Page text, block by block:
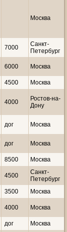
Москва
7000
Санкт-
Петербург
6000 Москва
4500 Москва
4000
Ростов-на-
Дону
дог Москва
дог Москва
8500 Москва
4500
Санкт-
Петербург
3500 Москва
4000 Москва
дог Москва